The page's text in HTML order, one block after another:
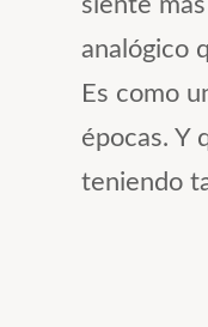
analógico
Es como
épocas. Y
teniendo